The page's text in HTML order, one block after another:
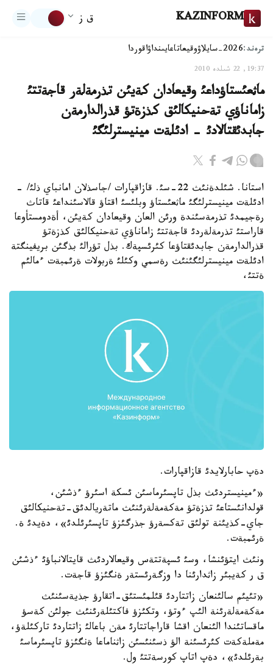
KAZINFORM ق ز
ترەند:2026-سايلاۋ وقيعاتاعايىنداۋاقوردا
19:37, 22 شىلدە 2010
ماثعئستاؤداعئ وقيعادان كةيئن تذرمةلةر قاجةتتئ
زاماناؤي تةحنيكالئق كذزةتؤ قذرالدارمةن
جابدئقتالادئ - ادئلةت مينيسترلئگئ
استانا. شئلدةنئث 22-سئ. قازاقپارات /جاسذلان امانباي ذلئ/ -
ادئلةت مينيسترلئگئ ماثعئستاؤ وبلئسئ اقتاؤ قالاسئنداعئ قاتاث
رةجيمدئ تذرمةسئندة ورئن العان وقيعادان كةيئن، أةدومستأوعا
قاراستئ تذرمةلةردئ قاجةتتئ زاماناؤي تةحنيكالئق كذزةتؤ
قذرالدارمةن جابدئقتاؤعا كئرئسپةك. بذل تؤرالئ بذگئن بريفينگتة
ادئلةت مينيسترلئگئنئث رةسمي وكئلئ ةربولات ةرئمبةت ءمالئم
ةتتئ،
دةپ حابارلايدئ قازاقپارات.
«ءمينيستردئث بذل تاپسئرماسئن ئسكة اسئرؤ ءذشئن،
قولدانئستاعئ تذزةتؤ مةكةمةلةرئنئث ماتةريالدئق-تةحنيكالئق
جاي-كذيئنة تولئق تةكسةرؤ جذرگئزؤ تاپسئرئلدئ»، دةيدئ ة.
ةرئمبةت.
ونئث ايتؤئنشا، وسئ ئسپةتتةس وقيعالاردئث قايتالانباؤئ ءذشئن
ق ر كةيبئر زاثدارئنا دا وزگةرئستةر ةنگئزؤ قاجةت.
«تئيئم سالئنعان زاتتاردئ قئلمئستئق-اتقارؤ جذيةسئنئث
مةكةمةلةرئنة الئپ ءوتؤ، وتكئزؤ فاكتئلةرئنئث جولئن كةسؤ
ماقساتئندا الئنعان اقشا قاراجاتتارئ مةن باعالئ زاتتاردئ تاركئلةؤ،
مةملةكةت كئرئسئنة الؤ ذسئنئسئن زاثناماعا ةنگئزؤ تاپسئرماسئ
بةرئلدئ»، دةپ اتاپ كورسةتتئ ول.